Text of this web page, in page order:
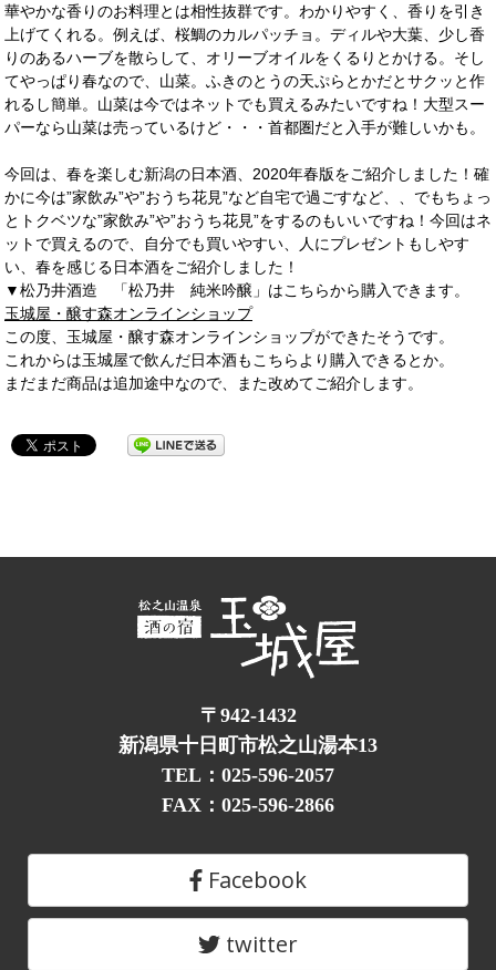
華やかな香りのお料理とは相性抜群です。わかりやすく、香りを引き
上げてくれる。例えば、桜鯛のカルパッチョ。ディルや大葉、少し香
りのあるハーブを散らして、オリーブオイルをくるりとかける。そし
てやっぱり春なので、山菜。ふきのとうの天ぷらとかだとサクッと作
れるし簡単。山菜は今ではネットでも買えるみたいですね！大型スー
パーなら山菜は売っているけど・・・首都圏だと入手が難しいかも。
今回は、春を楽しむ新潟の日本酒、2020年春版をご紹介しました！確
かに今は”家飲み”や”おうち花見”など自宅で過ごすなど、、でもちょっ
とトクベツな”家飲み”や”おうち花見”をするのもいいですね！今回はネ
ットで買えるので、自分でも買いやすい、人にプレゼントもしやす
い、春を感じる日本酒をご紹介しました！
▼松乃井酒造 「松乃井 純米吟醸」はこちらから購入できます。
玉城屋・醸す森オンラインショップ
この度、玉城屋・醸す森オンラインショップができたそうです。
これからは玉城屋で飲んだ日本酒もこちらより購入できるとか。
まだまだ商品は追加途中なので、また改めてご紹介します。
〒942-1432
新潟県十日町市松之山湯本13
TEL：025-596-2057
FAX：025-596-2866
Facebook
twitter